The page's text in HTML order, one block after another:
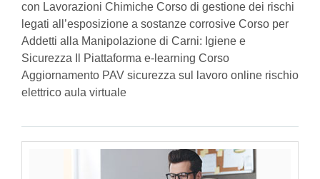
con Lavorazioni Chimiche Corso di gestione dei rischi
legati all’esposizione a sostanze corrosive Corso per
Addetti alla Manipolazione di Carni: Igiene e
Sicurezza Il Piattaforma e-learning Corso
Aggiornamento PAV sicurezza sul lavoro online rischio
elettrico aula virtuale